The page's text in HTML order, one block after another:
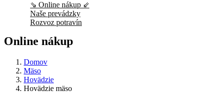
⇘ Online nákup ⇙
Naše prevádzky
Rozvoz potravín
Online nákup
Domov
Mäso
Hovädzie
Hovädzie mäso